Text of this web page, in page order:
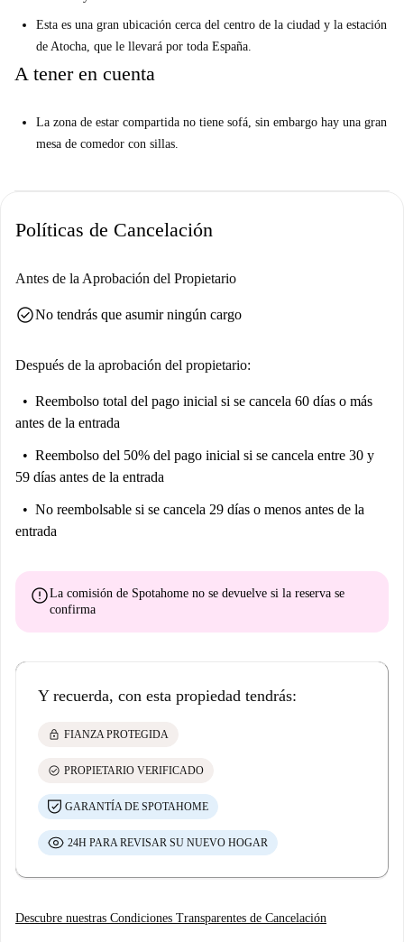
Esta es una gran ubicación cerca del centro de la ciudad y la estación
de Atocha, que le llevará por toda España.
A tener en cuenta
La zona de estar compartida no tiene sofá, sin embargo hay una gran
mesa de comedor con sillas.
Políticas de Cancelación
Antes de la Aprobación del Propietario
check_circleNo tendrás que asumir ningún cargo
Después de la aprobación del propietario:
Reembolso total del pago inicial si se cancela 60 días o más
antes de la entrada
Reembolso del 50% del pago inicial si se cancela entre 30 y
59 días antes de la entrada
No reembolsable si se cancela 29 días o menos antes de la
entrada
errorLa comisión de Spotahome no se devuelve si la reserva se
confirma
Y recuerda, con esta propiedad tendrás:
lock FIANZA PROTEGIDA
check_circle PROPIETARIO VERIFICADO
GARANTÍA DE SPOTAHOME
24H PARA REVISAR SU NUEVO HOGAR
Descubre nuestras Condiciones Transparentes de Cancelación